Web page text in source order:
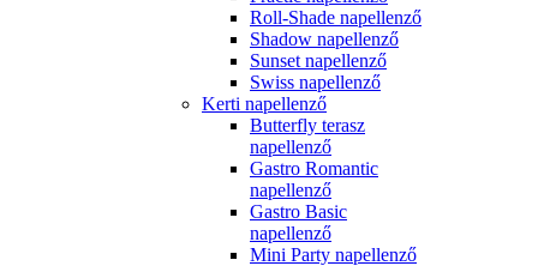
Roll-Shade napellenző
Shadow napellenző
Sunset napellenző
Swiss napellenző
Kerti napellenző
Butterfly terasz
napellenző
Gastro Romantic
napellenző
Gastro Basic
napellenző
Mini Party napellenző